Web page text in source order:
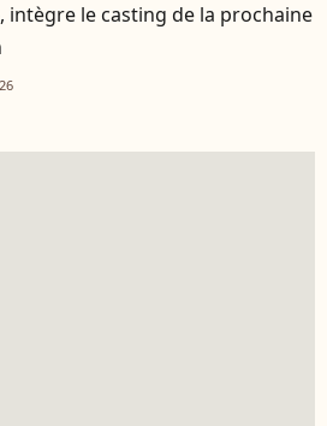
intègre le casting de la prochaine